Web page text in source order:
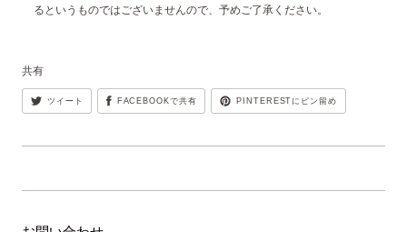
るというものではございませんので、予めご了承ください。
共有
ツイート FACEBOOKで共有 PINTERESTにピン留め